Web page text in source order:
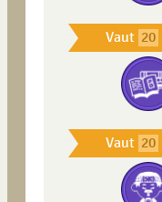
Vaut 20
Vaut 20